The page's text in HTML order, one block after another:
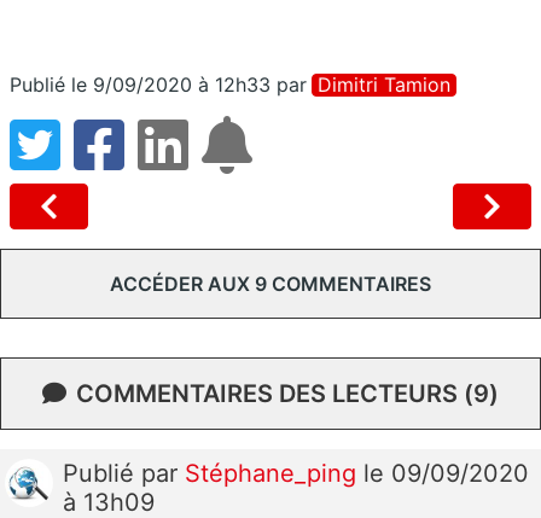
Publié le 9/09/2020 à 12h33 par Dimitri Tamion
ACCÉDER AUX 9 COMMENTAIRES
COMMENTAIRES DES LECTEURS (9)
Publié par Stéphane_ping le 09/09/2020
à 13h09